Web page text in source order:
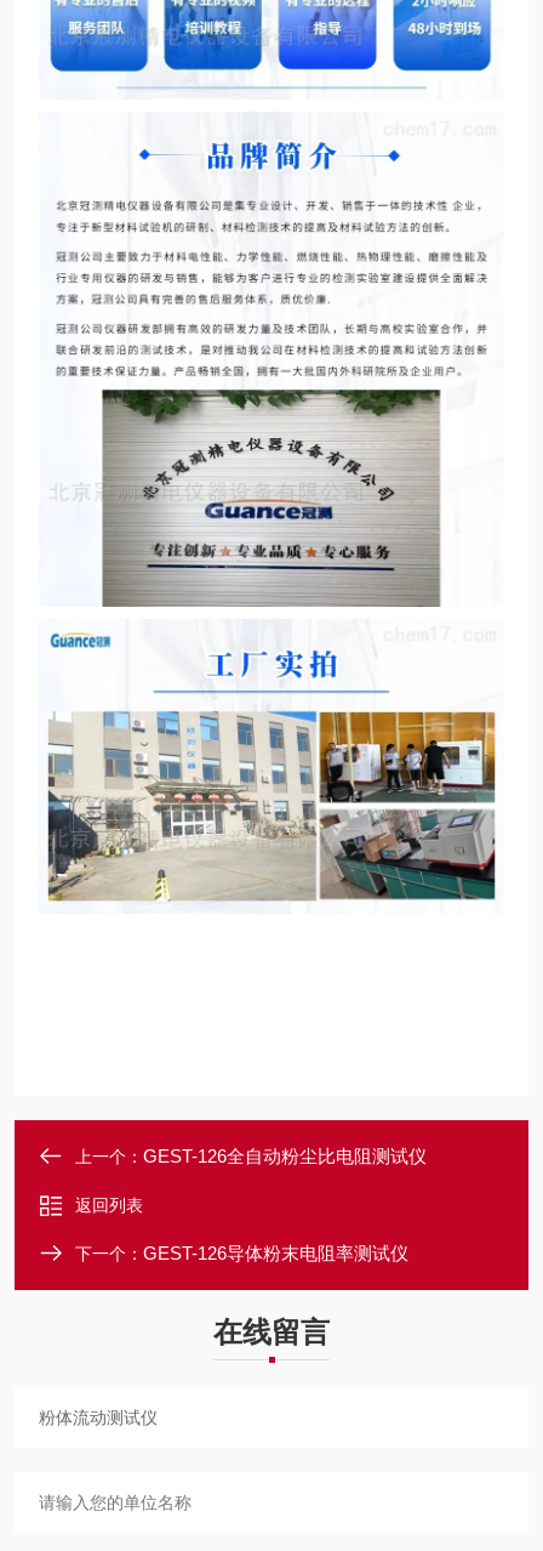
上一个： GEST-126全自动粉尘比电阻测试仪
返回列表
下一个： GEST-126导体粉末电阻率测试仪
在线留言